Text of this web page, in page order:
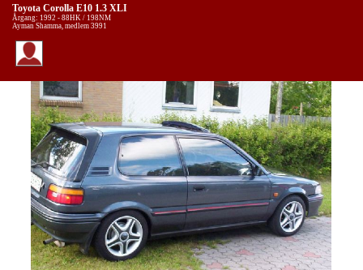
Toyota Corolla E10 1.3 XLI
Årgang: 1992 - 88HK / 198NM
Ayman Shamma, medlem 3991